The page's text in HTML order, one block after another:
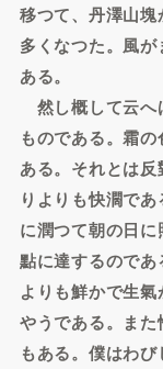
移つて、丹澤山
多くなつた。風
ある。
然し概して云へ
ものである。霜
ある。それとは
りよりも快濶で
に潤つて朝の日
點に達するので
よりも鮮かで生
やうである。ま
もある。僕はわ